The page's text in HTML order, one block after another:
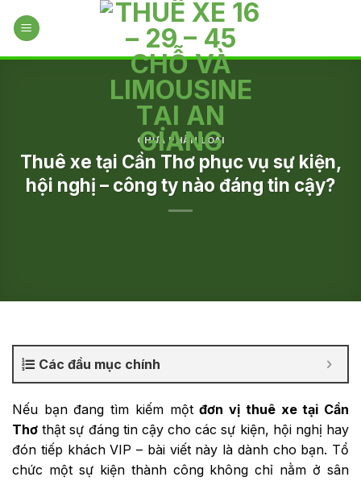
CHƯA PHÂN LOẠI
Thuê xe tại Cần Thơ phục vụ sự kiện,
hội nghị – công ty nào đáng tin cậy?
Các đầu mục chính
Nếu bạn đang tìm kiếm mộtđơn vị thuê xe tại Cần
Thơ thật sự đáng tin cậy cho các sự kiện, hội nghị hay
đón tiếp khách VIP – bài viết này là dành cho bạn. Tổ
chức một sự kiện thành công không chỉ nằm ở sân